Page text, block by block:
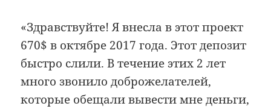
«Здравствуйте! Я внесла в этот проект
670$ в октябре 2017 года. Этот депозит
быстро слили. В течение этих 2 лет
много звонило доброжелателей,
которые обещали вывести мне деньги,